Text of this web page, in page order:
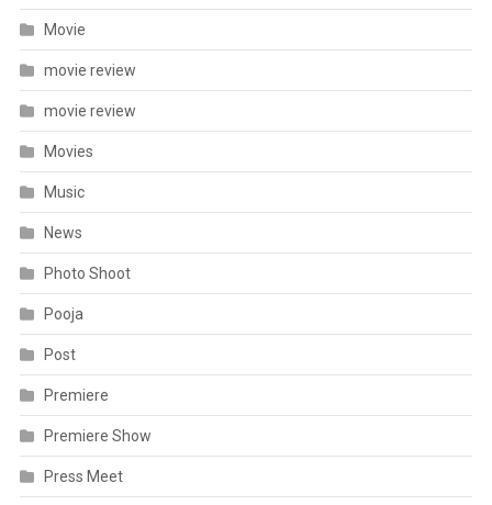
Movie
movie review
movie review
Movies
Music
News
Photo Shoot
Pooja
Post
Premiere
Premiere Show
Press Meet